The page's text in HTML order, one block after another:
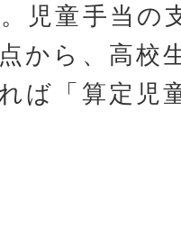
児童手当の
から、高校
ば「算定児